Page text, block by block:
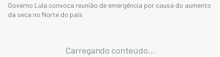
Governo Lula convoca reunião de emergência por causa do aumento
da seca no Norte do país
Carregando conteúdo...